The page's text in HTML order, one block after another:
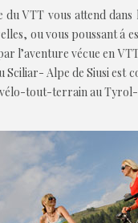
VTT vous attend
ou vous poussant
vécue en
Alpe de Siusi est
vélo-tout-terrain au